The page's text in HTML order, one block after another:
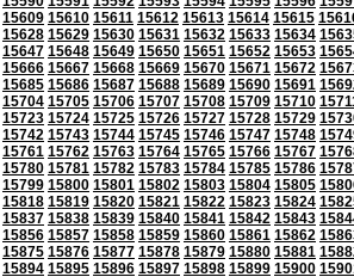
15609 15610 15611 15612 15613 15614 15615
15628 15629 15630 15631 15632 15633 15634
15647 15648 15649 15650 15651 15652 15653
15666 15667 15668 15669 15670 15671 15672
15685 15686 15687 15688 15689 15690 15691
15704 15705 15706 15707 15708 15709 15710
15723 15724 15725 15726 15727 15728 15729
15742 15743 15744 15745 15746 15747 15748
15761 15762 15763 15764 15765 15766 15767
15780 15781 15782 15783 15784 15785 15786
15799 15800 15801 15802 15803 15804 15805
15818 15819 15820 15821 15822 15823 15824
15837 15838 15839 15840 15841 15842 15843
15856 15857 15858 15859 15860 15861 15862
15875 15876 15877 15878 15879 15880 15881
15894 15895 15896 15897 15898 15899 15900